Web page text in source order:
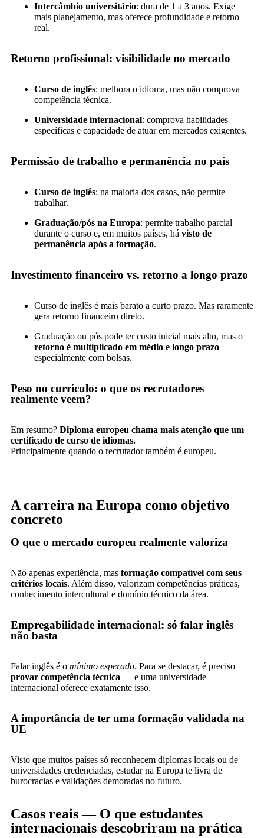
Intercâmbio universitário: dura de 1 a 3 anos. Exige
mais planejamento, mas oferece profundidade e retorno
real.
Retorno profissional: visibilidade no mercado
Curso de inglês: melhora o idioma, mas não comprova
competência técnica.
Universidade internacional: comprova habilidades
específicas e capacidade de atuar em mercados exigentes.
Permissão de trabalho e permanência no país
Curso de inglês: na maioria dos casos, não permite
trabalhar.
Graduação/pós na Europa: permite trabalho parcial
durante o curso e, em muitos países, há visto de
permanência após a formação.
Investimento financeiro vs. retorno a longo prazo
Curso de inglês é mais barato a curto prazo. Mas raramente
gera retorno financeiro direto.
Graduação ou pós pode ter custo inicial mais alto, mas o
retorno é multiplicado em médio e longo prazo –
especialmente com bolsas.
Peso no currículo: o que os recrutadores
realmente veem?
Em resumo? Diploma europeu chama mais atenção que um
certificado de curso de idiomas.
Principalmente quando o recrutador também é europeu.
A carreira na Europa como objetivo
concreto
O que o mercado europeu realmente valoriza
Não apenas experiência, mas formação compatível com seus
critérios locais. Além disso, valorizam competências práticas,
conhecimento intercultural e domínio técnico da área.
Empregabilidade internacional: só falar inglês
não basta
Falar inglês é o mínimo esperado. Para se destacar, é preciso
provar competência técnica — e uma universidade
internacional oferece exatamente isso.
A importância de ter uma formação validada na
UE
Visto que muitos países só reconhecem diplomas locais ou de
universidades credenciadas, estudar na Europa te livra de
burocracias e validações demoradas no futuro.
Casos reais — O que estudantes
internacionais descobriram na prática